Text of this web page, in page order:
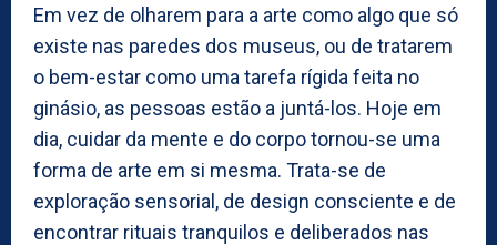
Em vez de olharem para a arte como algo que só
existe nas paredes dos museus, ou de tratarem
o bem-estar como uma tarefa rígida feita no
ginásio, as pessoas estão a juntá-los. Hoje em
dia, cuidar da mente e do corpo tornou-se uma
forma de arte em si mesma. Trata-se de
exploração sensorial, de design consciente e de
encontrar rituais tranquilos e deliberados nas